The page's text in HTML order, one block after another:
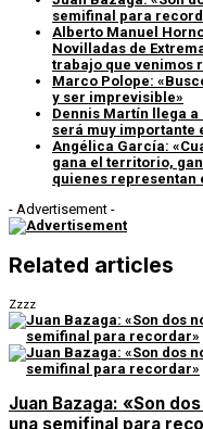
semifinal para
Alberto Manuel
Novilladas de
trabajo que venimos
Marco Polope:
y ser imprevisible»
Dennis Martín llega a
será muy importante
Angélica García:
gana el territorio,
quienes representan
- Advertisement -
Related articles
Zzzz
Juan Bazaga: «Son
una semifinal para